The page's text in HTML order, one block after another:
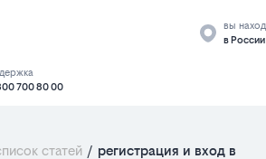
вы
в России
700 80 00
статей / регистрация и вход в